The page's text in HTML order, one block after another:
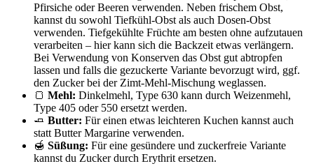
Pfirsiche oder Beeren verwenden. Neben frischem Obst,
kannst du sowohl Tiefkühl-Obst als auch Dosen-Obst
verwenden. Tiefgekühlte Früchte am besten ohne aufzutauen
verarbeiten – hier kann sich die Backzeit etwas verlängern.
Bei Verwendung von Konserven das Obst gut abtropfen
lassen und falls die gezuckerte Variante bevorzugt wird, ggf.
den Zucker bei der Zimt-Mehl-Mischung weglassen.
🍞 Mehl: Dinkelmehl, Type 630 kann durch Weizenmehl,
Type 405 oder 550 ersetzt werden.
🧈 Butter: Für einen etwas leichteren Kuchen kannst auch
statt Butter Margarine verwenden.
🍯 Süßung: Für eine gesündere und zuckerfreie Variante
kannst du Zucker durch Erythrit ersetzen.